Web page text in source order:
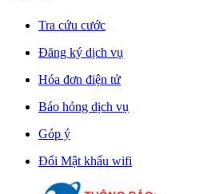
Tra cứu cước
Đăng ký dịch vụ
Hóa đơn điện tử
Báo hỏng dịch vụ
Góp ý
Đổi Mật khẩu wifi